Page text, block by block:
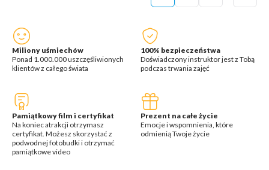
Miliony uśmiechów
Ponad 1.000.000 uszczęśliwionych
klientów z całego świata
100% bezpieczeństwa
Doświadczony instruktor jest z Tobą
podczas trwania zajęć
Pamiątkowy film i certyfikat
Na koniec atrakcji otrzymasz
certyfikat. Możesz skorzystać z
podwodnej fotobudki i otrzymać
pamiątkowe video
Prezent na całe życie
Emocje i wspomnienia, które
odmienią Twoje życie